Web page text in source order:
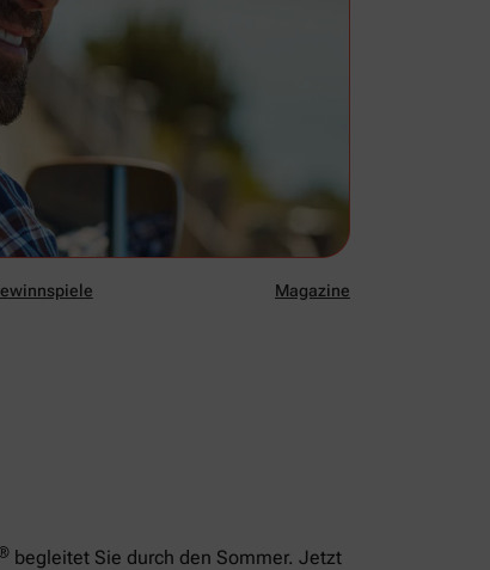
Magazine
begleitet Sie durch den Sommer. Jetzt